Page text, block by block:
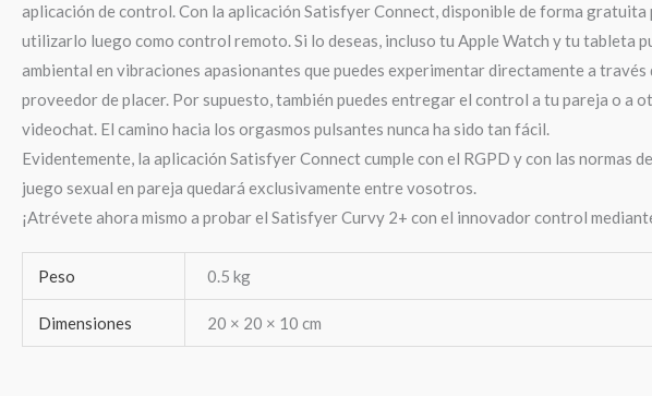
aplicación de control. Con la aplicación Satisfyer Connect, disponible de forma
utilizarlo luego como control remoto. Si lo deseas, incluso tu Apple Watch y tu tableta
ambiental en vibraciones apasionantes que puedes experimentar directamente a
proveedor de placer. Por supuesto, también puedes entregar el control a tu pareja o a
videochat. El camino hacia los orgasmos pulsantes nunca ha sido tan fácil.
Evidentemente, la aplicación Satisfyer Connect cumple con el RGPD y con las normas
juego sexual en pareja quedará exclusivamente entre vosotros.
¡Atrévete ahora mismo a probar el Satisfyer Curvy 2+ con el innovador control
Peso 0.5 kg
Dimensiones 20 × 20 × 10 cm